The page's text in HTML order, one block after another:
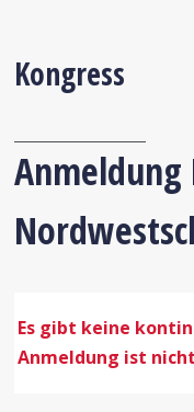
Kongress
Es gibt keine
Anmeldung ist